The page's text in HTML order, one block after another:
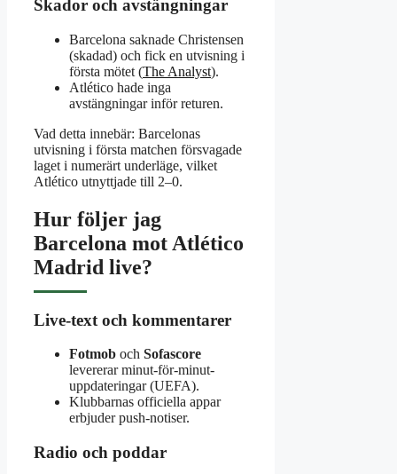
Skador och avstängningar
Barcelona saknade Christensen
(skadad) och fick en utvisning i
första mötet (The Analyst).
Atlético hade inga
avstängningar inför returen.
Vad detta innebär: Barcelonas
utvisning i första matchen försvagade
laget i numerärt underläge, vilket
Atlético utnyttjade till 2–0.
Hur följer jag
Barcelona mot Atlético
Madrid live?
Live-text och kommentarer
Fotmob och Sofascore
levererar minut-för-minut-
uppdateringar (UEFA).
Klubbarnas officiella appar
erbjuder push-notiser.
Radio och poddar